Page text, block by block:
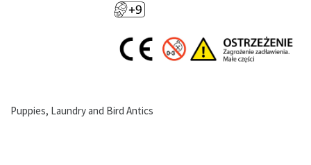
Puppies, Laundry and Bird Antics